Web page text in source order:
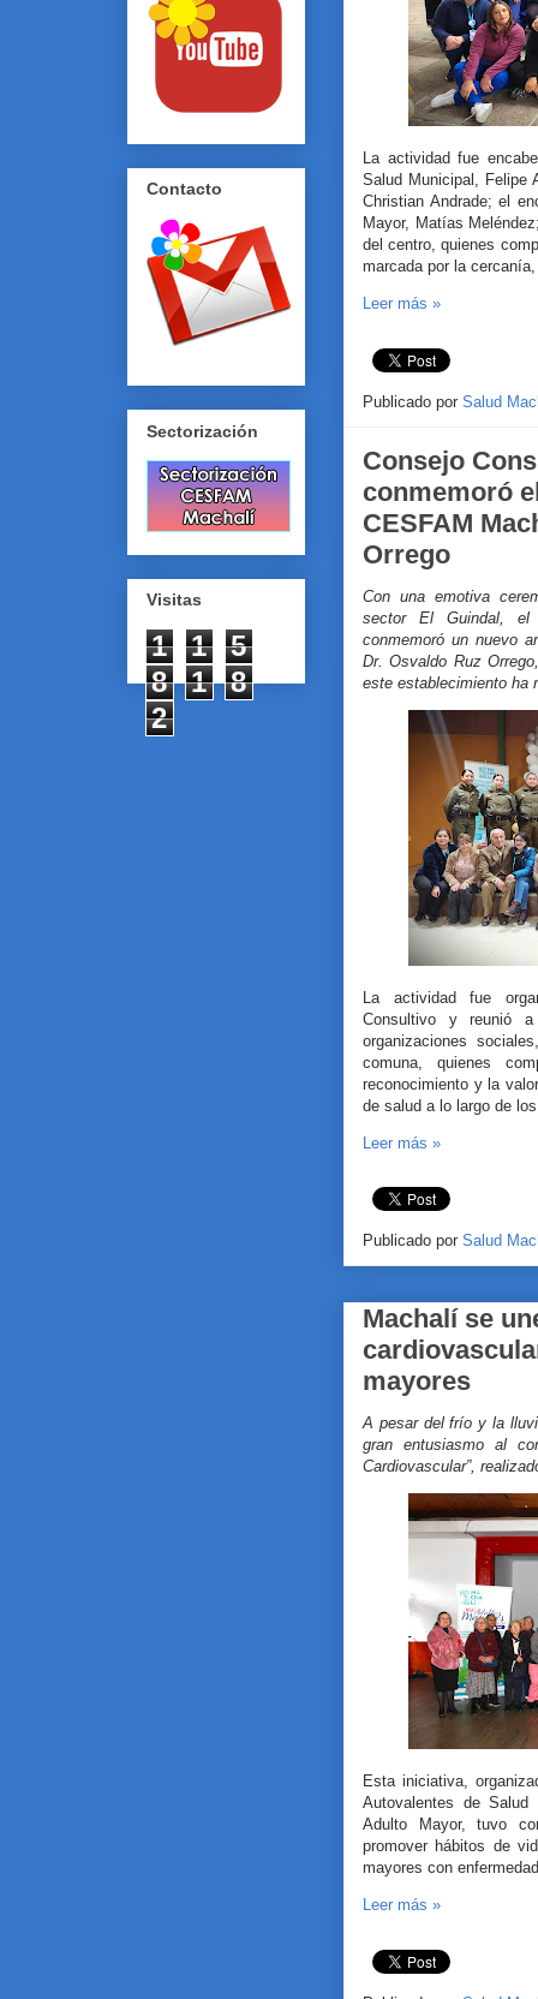
La actividad fue
Salud Municipal, Felipe
Christian Andrade; el
Mayor, Matías
del centro, quienes
marcada por la
Leer más »
Publicado por Salud
Consejo
conmemoró
CESFAM
Orrego
Con una emotiva
sector El Guindal, el
conmemoró un nuevo
Dr. Osvaldo Ruz
este establecimiento ha
La actividad fue
Consultivo y reunió a
organizaciones
comuna, quienes
reconocimiento y la
de salud a lo largo de
Leer más »
Publicado por Salud
Machalí se
mayores
A pesar del frío y la
gran entusiasmo al
Cardiovascular”,
Esta iniciativa,
Autovalentes de
Adulto Mayor, tuvo
promover hábitos de
mayores con
Leer más »
Contacto
Sectorización
Visitas
1 1
5
8
1
8
2